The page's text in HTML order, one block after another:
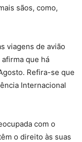
sãos, como,
viagens de avião
que há
Refira-se que
Internacional
com o
o direito às suas